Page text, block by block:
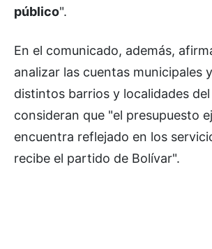
público".
En el comunicado, además,
analizar las cuentas municipales
distintos barrios y localidades
consideran que "el presupuesto
encuentra reflejado en los
recibe el partido de Bolívar".